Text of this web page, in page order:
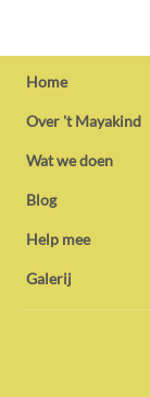
Home
Over 't Mayakind
Wat we doen
Blog
Help mee
Galerij